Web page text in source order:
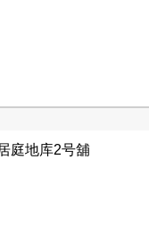
庭地库2号舖